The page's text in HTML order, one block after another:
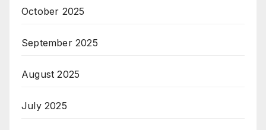
October 2025
September 2025
August 2025
July 2025